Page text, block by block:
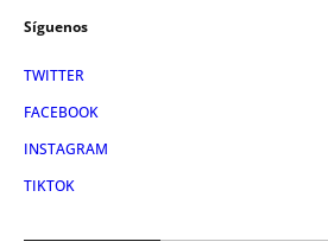
Síguenos
TWITTER
FACEBOOK
INSTAGRAM
TIKTOK